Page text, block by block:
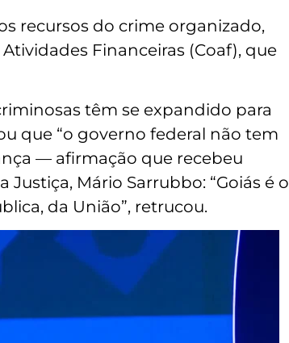
recursos do crime organizado,
Financeiras (Coaf), que
têm se expandido para
que “o governo federal não tem
— afirmação que recebeu
Mário Sarrubbo: “Goiás é o
da União”, retrucou.